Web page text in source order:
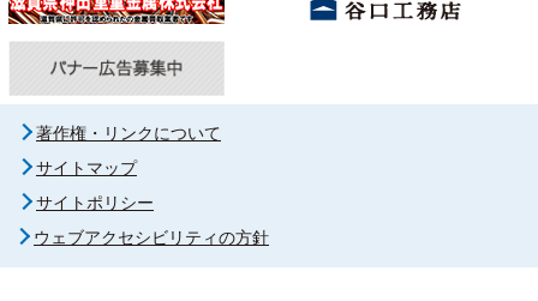
著作権・リンクについて
サイトマップ
サイトポリシー
ウェブアクセシビリティの方針